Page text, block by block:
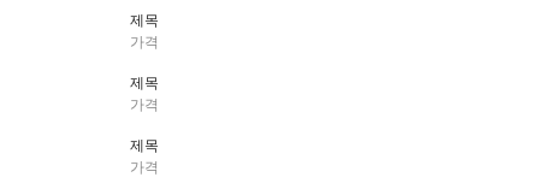
제목
가격
제목
가격
제목
가격